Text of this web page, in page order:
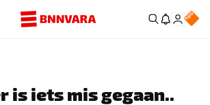
is iets mis gegaan..